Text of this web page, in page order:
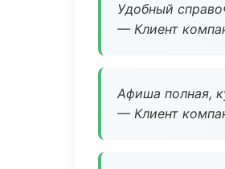
Удобный
— Клиент
Афиша полная,
— Клиент